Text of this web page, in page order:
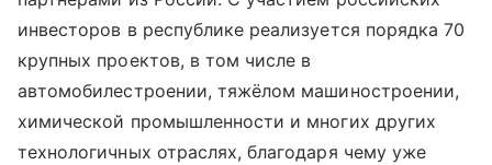
инвесторов в республике реализуется порядка 70
крупных проектов, в том числе в
автомобилестроении, тяжёлом машиностроении,
химической промышленности и многих других
технологичных отраслях, благодаря чему уже